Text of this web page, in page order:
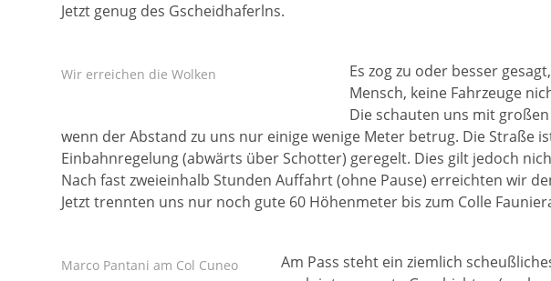
Jetzt genug des Gscheidhaferlns.
Wir erreichen die Wolken
Es zog zu oder besser
Mensch, keine Fahrzeuge
Die schauten uns mit
wenn der Abstand zu uns nur einige wenige Meter betrug. Die Straße
Einbahnregelung (abwärts über Schotter) geregelt. Dies gilt jedoch
Nach fast zweieinhalb Stunden Auffahrt (ohne Pause) erreichten wir
Jetzt trennten uns nur noch gute 60 Höhenmeter bis zum Colle
Marco Pantani am Col Cuneo
Am Pass steht ein ziemlich